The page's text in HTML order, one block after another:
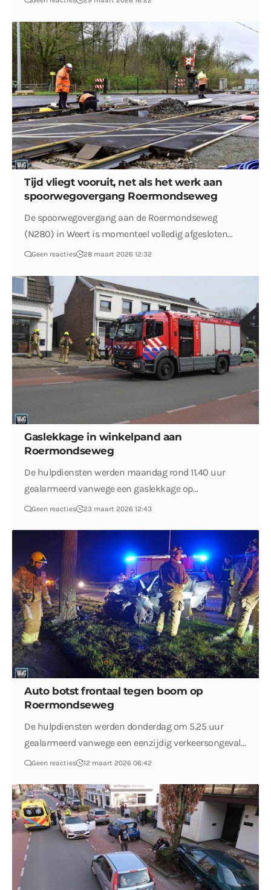
Tijd vliegt vooruit, net als het werk aan
spoorwegovergang Roermondseweg
De spoorwegovergang aan de Roermondseweg
(N280) in Weert is momenteel volledig afgesloten…
Geen reacties 28 maart 2026 12:32
Gaslekkage in winkelpand aan
Roermondseweg
De hulpdiensten werden maandag rond 11.40 uur
gealarmeerd vanwege een gaslekkage op…
Geen reacties 23 maart 2026 12:43
Auto botst frontaal tegen boom op
Roermondseweg
De hulpdiensten werden donderdag om 5.25 uur
gealarmeerd vanwege een eenzijdig verkeersongeval…
Geen reacties 12 maart 2026 06:42